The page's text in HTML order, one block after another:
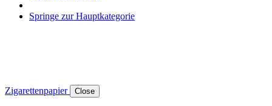
Springe zur Hauptkategorie
Zigarettenpapier Close